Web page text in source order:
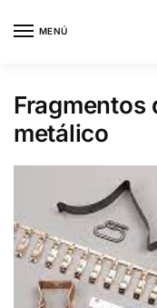
MENÚ
Fragmentos
metálico